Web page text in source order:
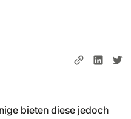
bieten diese jedoch